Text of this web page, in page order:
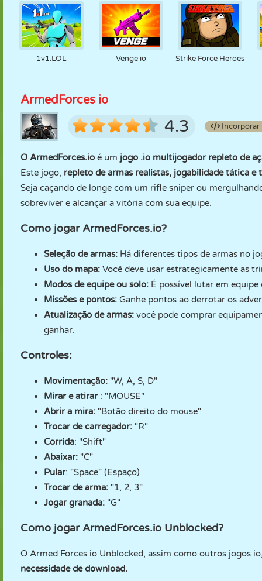
1v1.LOL Venge io Strike Force Heroes
ArmedForces io
4.3 Incorporar
O ArmedForces.io é um jogo .io multijogador repleto de
Este jogo, repleto de armas realistas, jogabilidade tática
Seja caçando de longe com um rifle sniper ou
sobreviver e alcançar a vitória com sua equipe.
Como jogar ArmedForces.io?
Seleção de armas: Há diferentes tipos de armas no
Uso do mapa: Você deve usar estrategicamente as
Modos de equipe ou solo: É possível lutar em
Missões e pontos: Ganhe pontos ao derrotar os
Atualização de armas: você pode comprar
ganhar.
Controles:
Movimentação: "W, A, S, D"
Mirar e atirar : "MOUSE"
Abrir a mira: "Botão direito do mouse"
Trocar de carregador: "R"
Corrida: "Shift"
Abaixar: "C"
Pular: "Space" (Espaço)
Trocar de arma: "1, 2, 3"
Jogar granada: "G"
Como jogar ArmedForces.io Unblocked?
O Armed Forces io Unblocked, assim como outros jogos
necessidade de download.